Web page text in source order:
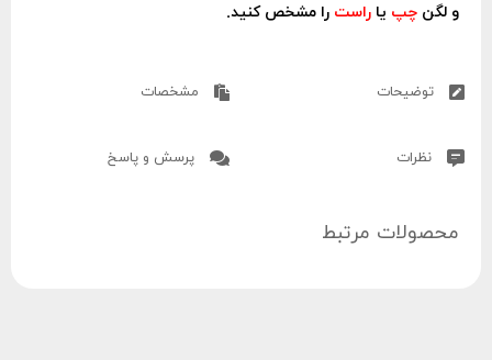
و لگن چپ یا راست را مشخص کنید.
توضیحات مشخصات
نظرات پرسش و پاسخ
محصولات مرتبط